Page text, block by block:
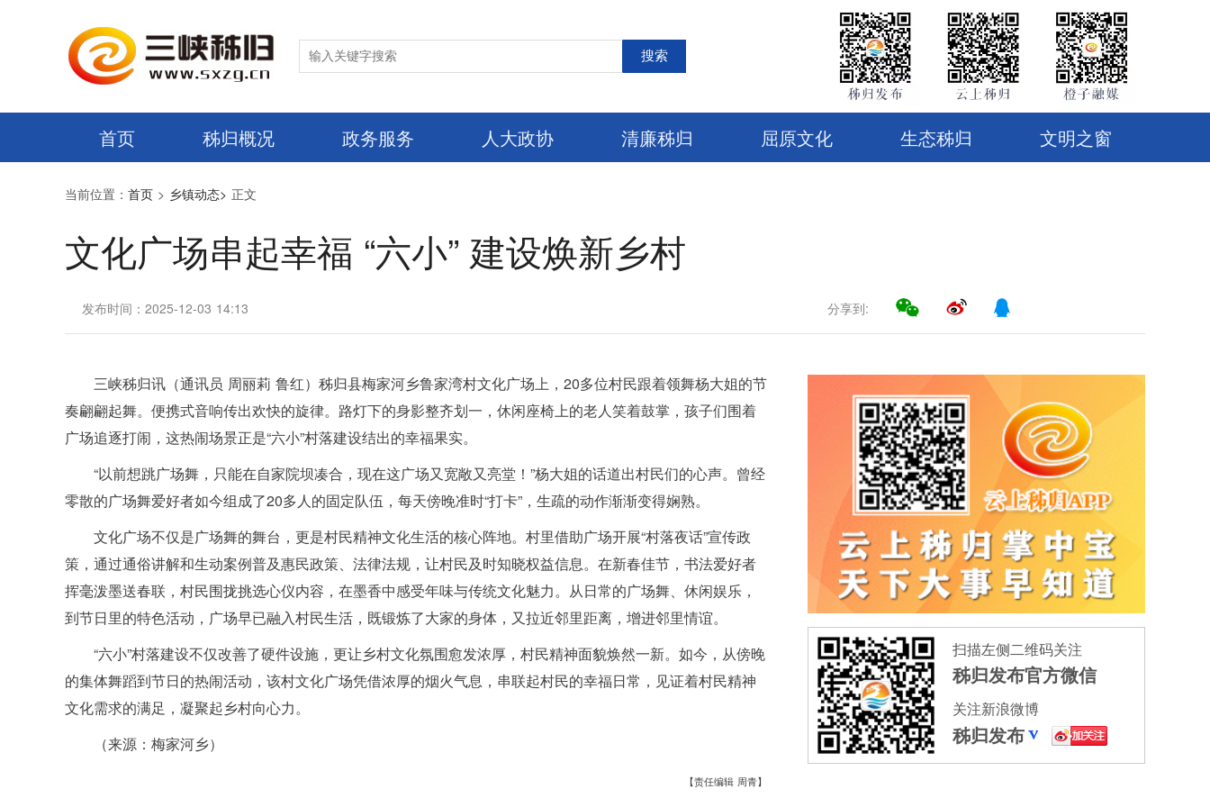
搜索
首页 秭归概况 政务服务 人大政协 清廉秭归 屈原文化 生态秭归 文明之窗
当前位置： 首页 > 乡镇动态> 正文
文化广场串起幸福 “六小” 建设焕新乡村
发布时间：2025-12-03 14:13 分享到:
三峡秭归讯（通讯员 周丽莉 鲁红）秭归县梅家河乡鲁家湾村文化广场上，20多位村民跟着领舞杨大姐的节
奏翩翩起舞。便携式音响传出欢快的旋律。路灯下的身影整齐划一，休闲座椅上的老人笑着鼓掌，孩子们围着
广场追逐打闹，这热闹场景正是“六小”村落建设结出的幸福果实。
“以前想跳广场舞，只能在自家院坝凑合，现在这广场又宽敞又亮堂！”杨大姐的话道出村民们的心声。曾经
零散的广场舞爱好者如今组成了20多人的固定队伍，每天傍晚准时“打卡”，生疏的动作渐渐变得娴熟。
文化广场不仅是广场舞的舞台，更是村民精神文化生活的核心阵地。村里借助广场开展“村落夜话”宣传政
策，通过通俗讲解和生动案例普及惠民政策、法律法规，让村民及时知晓权益信息。在新春佳节，书法爱好者
挥毫泼墨送春联，村民围拢挑选心仪内容，在墨香中感受年味与传统文化魅力。从日常的广场舞、休闲娱乐，
到节日里的特色活动，广场早已融入村民生活，既锻炼了大家的身体，又拉近邻里距离，增进邻里情谊。
“六小”村落建设不仅改善了硬件设施，更让乡村文化氛围愈发浓厚，村民精神面貌焕然一新。如今，从傍晚
的集体舞蹈到节日的热闹活动，该村文化广场凭借浓厚的烟火气息，串联起村民的幸福日常，见证着村民精神
文化需求的满足，凝聚起乡村向心力。
（来源：梅家河乡）
【责任编辑 周青】
扫描左侧二维码关注
秭归发布官方微信
关注新浪微博
秭归发布